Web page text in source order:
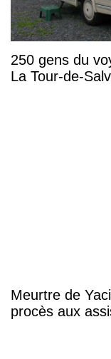
250 gens du
La Tour-de-
Meurtre de
procès aux